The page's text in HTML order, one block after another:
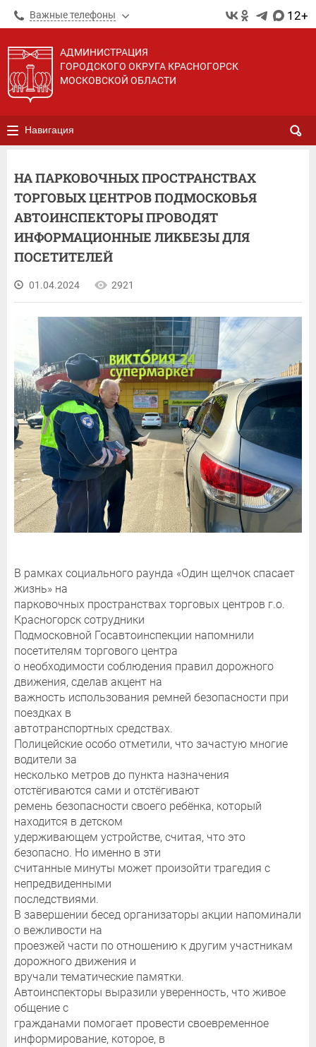
Важные телефоны 12+
АДМИНИСТРАЦИЯ
ГОРОДСКОГО ОКРУГА КРАСНОГОРСК
МОСКОВСКОЙ ОБЛАСТИ
Навигация
НА ПАРКОВОЧНЫХ ПРОСТРАНСТВАХ
ТОРГОВЫХ ЦЕНТРОВ ПОДМОСКОВЬЯ
АВТОИНСПЕКТОРЫ ПРОВОДЯТ
ИНФОРМАЦИОННЫЕ ЛИКБЕЗЫ ДЛЯ
ПОСЕТИТЕЛЕЙ
01.04.2024 2921
В рамках социального раунда «Один щелчок спасает
жизнь» на
парковочных пространствах торговых центров г.о.
Красногорск сотрудники
Подмосковной Госавтоинспекции напомнили
посетителям торгового центра
о необходимости соблюдения правил дорожного
движения, сделав акцент на
важность использования ремней безопасности при
поездках в
автотранспортных средствах.
Полицейские особо отметили, что зачастую многие
водители за
несколько метров до пункта назначения
отстёгиваются сами и отстёгивают
ремень безопасности своего ребёнка, который
находится в детском
удерживающем устройстве, считая, что это
безопасно. Но именно в эти
считанные минуты может произойти трагедия с
непредвиденными
последствиями.
В завершении бесед организаторы акции напоминали
о вежливости на
проезжей части по отношению к другим участникам
дорожного движения и
вручали тематические памятки.
Автоинспекторы выразили уверенность, что живое
общение с
гражданами помогает провести своевременное
информирование, которое, в